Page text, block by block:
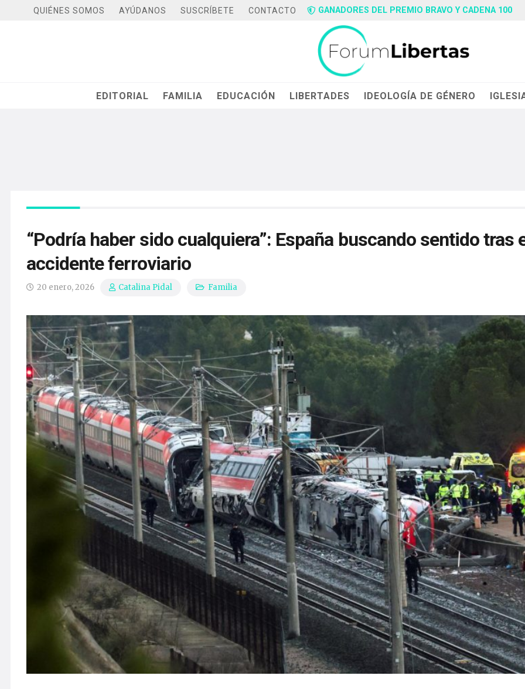
QUIÉNES SOMOS AYÚDANOS SUSCRÍBETE CONTACTO GANADORES DEL PREMIO BRAVO Y CADENA 100
EDITORIAL FAMILIA EDUCACIÓN LIBERTADES IDEOLOGÍA DE GÉNERO
“Podría haber sido cualquiera”: España buscando sentido tras
accidente ferroviario
20 enero, 2026 Catalina Pidal Familia